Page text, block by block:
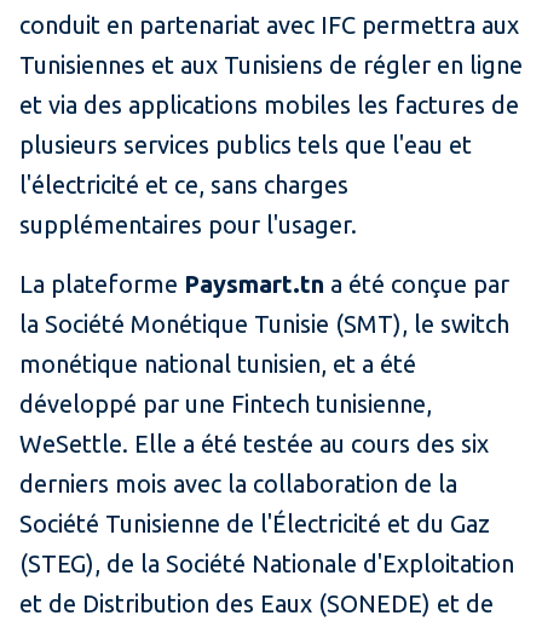
conduit en partenariat avec IFC permettra aux
Tunisiennes et aux Tunisiens de régler en ligne
et via des applications mobiles les factures de
plusieurs services publics tels que l'eau et
l'électricité et ce, sans charges
supplémentaires pour l'usager.
La plateforme Paysmart.tn a été conçue par
la Société Monétique Tunisie (SMT), le switch
monétique national tunisien, et a été
développé par une Fintech tunisienne,
WeSettle. Elle a été testée au cours des six
derniers mois avec la collaboration de la
Société Tunisienne de l'Électricité et du Gaz
(STEG), de la Société Nationale d'Exploitation
et de Distribution des Eaux (SONEDE) et de